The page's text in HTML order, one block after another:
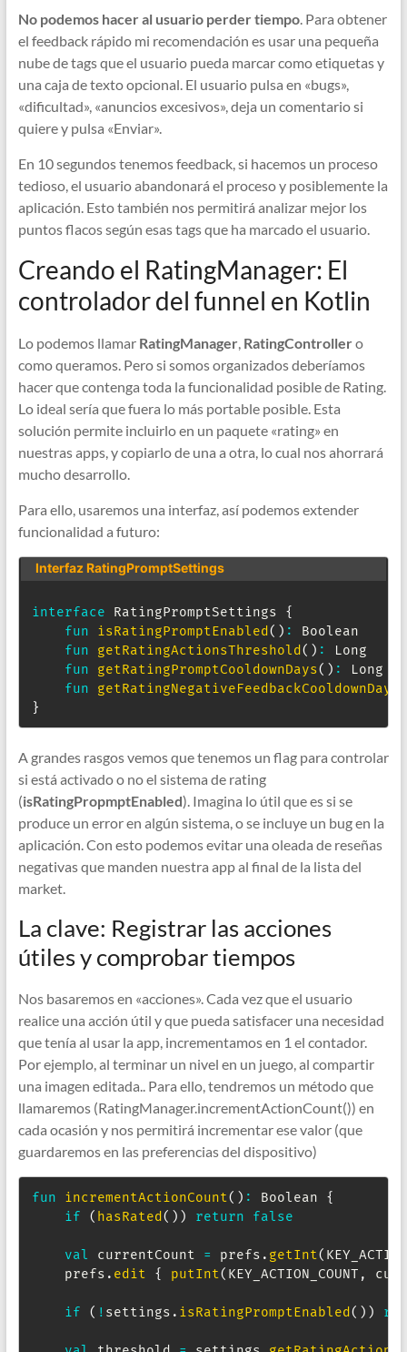
No podemos hacer al usuario perder tiempo. Para obtener
el feedback rápido mi recomendación es usar una pequeña
nube de tags que el usuario pueda marcar como etiquetas y
una caja de texto opcional. El usuario pulsa en «bugs»,
«dificultad», «anuncios excesivos», deja un comentario si
quiere y pulsa «Enviar».
En 10 segundos tenemos feedback, si hacemos un proceso
tedioso, el usuario abandonará el proceso y posiblemente la
aplicación. Esto también nos permitirá analizar mejor los
puntos flacos según esas tags que ha marcado el usuario.
Creando el RatingManager: El
controlador del funnel en Kotlin
Lo podemos llamar RatingManager, RatingControllero
como queramos. Pero si somos organizados deberíamos
hacer que contenga toda la funcionalidad posible de Rating.
Lo ideal sería que fuera lo más portable posible. Esta
solución permite incluirlo en un paquete «rating» en
nuestras apps, y copiarlo de una a otra, lo cual nos ahorrará
mucho desarrollo.
Para ello, usaremos una interfaz, así podemos extender
funcionalidad a futuro:
Interfaz RatingPromptSettings
interface RatingPromptSettings {
fun
isRatingPromptEnabled ( ) :
Boolean
fun
getRatingActionsThreshold ( ) :
Long
fun
getRatingPromptCooldownDays( ) :
Long
fun
getRatingNegativeFeedbackCooldownDays
}
A grandes rasgos vemos que tenemos un flag para controlar
si está activado o no el sistema de rating
(isRatingPropmptEnabled). Imagina lo útil que es si se
produce un error en algún sistema, o se incluye un bug en la
aplicación. Con esto podemos evitar una oleada de reseñas
negativas que manden nuestra app al final de la lista del
market.
La clave: Registrar las acciones
útiles y comprobar tiempos
Nos basaremos en «acciones». Cada vez que el usuario
realice una acción útil y que pueda satisfacer una necesidad
que tenía al usar la app, incrementamos en 1 el contador.
Por ejemplo, al terminar un nivel en un juego, al compartir
una imagen editada.. Para ello, tendremos un método que
llamaremos (RatingManager.incrementActionCount()) en
cada ocasión y nos permitirá incrementar ese valor (que
guardaremos en las preferencias del dispositivo)
fun incrementActionCount( ) : Boolean {
if
( hasRated ( ) ) return false
val currentCount = prefs . getInt(
    prefs
. edit { putInt( KEY_ACTION_COUNT ,
if ( ! settings . isRatingPromptEnabled ( ) )